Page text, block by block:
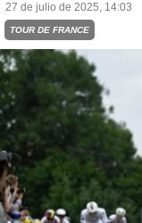
27 de julio de 2025, 14:03
TOUR DE FRANCE